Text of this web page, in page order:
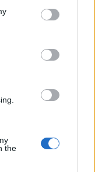
You may click to
party tags to
in below Google
the
di
news